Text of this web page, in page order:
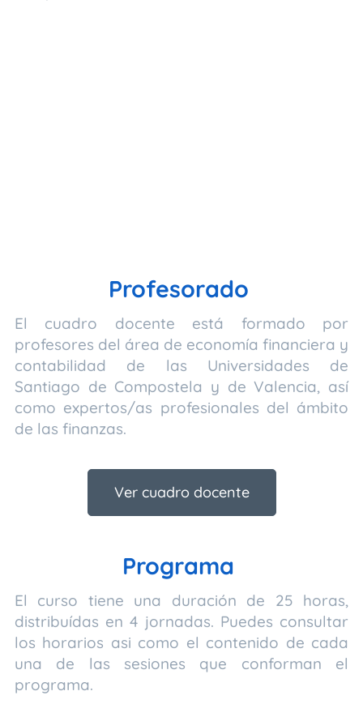
Profesorado
El cuadro docente está formado por
profesores del área de economía financiera y
contabilidad de las Universidades de
Santiago de Compostela y de Valencia, así
como expertos/as profesionales del ámbito
de las finanzas.
Ver cuadro docente
Programa
El curso tiene una duración de 25 horas,
distribuídas en 4 jornadas. Puedes consultar
los horarios asi como el contenido de cada
una de las sesiones que conforman el
programa.